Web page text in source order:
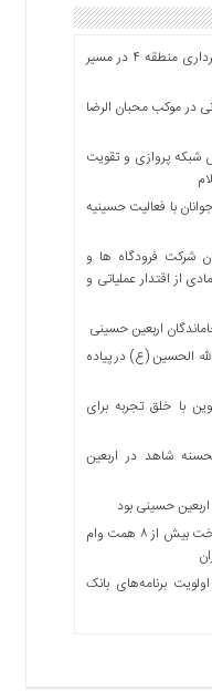
خدمات رسانی موکب محبان الرضای شهرداری منطقه ۴ در مسیر
در موکب محبان الرضا
شبکه پروازی و تقویت
با فعالیت حسینیه
شرکت فرودگاه ها و
از اقتدار عملیاتی و
اربعین حسینی
اباعبدالله الحسین (ع) در پیاده
با خلق تجربه برای
شاهد در اربعین
حسینی بود
در چهار ماه نخست ۱۴۰۵ رقم خورد؛ پرداخت بیش از ۸ همت وام
برنامه‌های بانک